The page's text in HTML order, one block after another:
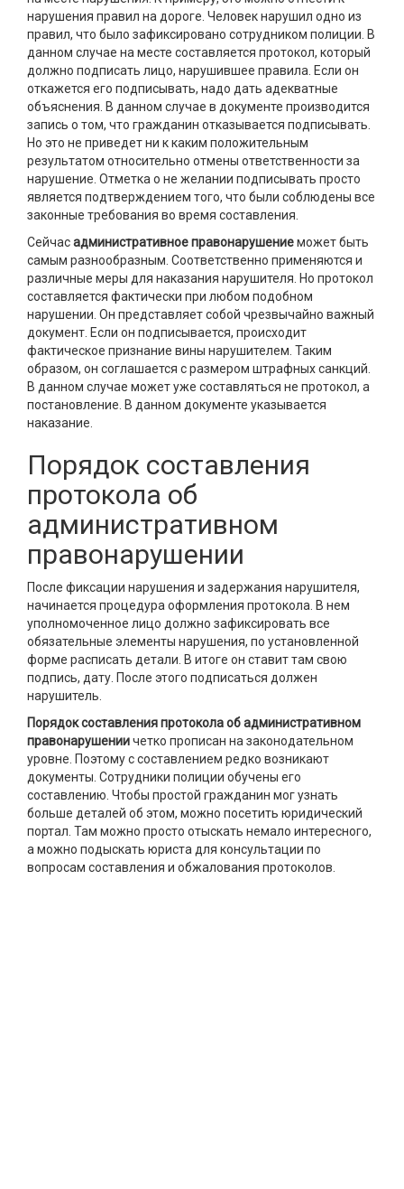
нарушения правил на дороге. Человек нарушил одно из
правил, что было зафиксировано сотрудником полиции. В
данном случае на месте составляется протокол, который
должно подписать лицо, нарушившее правила. Если он
откажется его подписывать, надо дать адекватные
объяснения. В данном случае в документе производится
запись о том, что гражданин отказывается подписывать.
Но это не приведет ни к каким положительным
результатом относительно отмены ответственности за
нарушение. Отметка о не желании подписывать просто
является подтверждением того, что были соблюдены все
законные требования во время составления.
Сейчасадминистративное правонарушениеможет быть
самым разнообразным. Соответственно применяются и
различные меры для наказания нарушителя. Но протокол
составляется фактически при любом подобном
нарушении. Он представляет собой чрезвычайно важный
документ. Если он подписывается, происходит
фактическое признание вины нарушителем. Таким
образом, он соглашается с размером штрафных санкций.
В данном случае может уже составляться не протокол, а
постановление. В данном документе указывается
наказание.
Порядок составления
протокола об
административном
правонарушении
После фиксации нарушения и задержания нарушителя,
начинается процедура оформления протокола. В нем
уполномоченное лицо должно зафиксировать все
обязательные элементы нарушения, по установленной
форме расписать детали. В итоге он ставит там свою
подпись, дату. После этого подписаться должен
нарушитель.
Порядок составления протокола об административном
правонарушениичетко прописан на законодательном
уровне. Поэтому с составлением редко возникают
документы. Сотрудники полиции обучены его
составлению. Чтобы простой гражданин мог узнать
больше деталей об этом, можно посетить юридический
портал. Там можно просто отыскать немало интересного,
а можно подыскать юриста для консультации по
вопросам составления и обжалования протоколов.